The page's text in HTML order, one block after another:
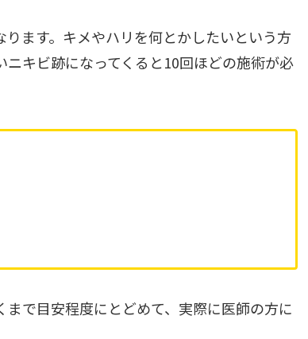
ます。キメやハリを何とかしたいという方
キビ跡になってくると10回ほどの施術が必
で目安程度にとどめて、実際に医師の方に